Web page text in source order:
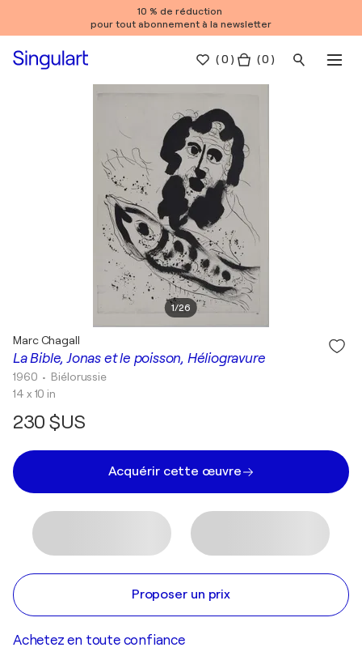
10 % de réduction
pour tout abonnement à la newsletter
(0 ) ( 0 )
1/26
La Bible, Jonas et le poisson, Héliogravure
Marc Chagall
1960 • Biélorussie
14 x 10 in
230 $US
Acquérir cette œuvre
Proposer un prix
Achetez en toute confiance